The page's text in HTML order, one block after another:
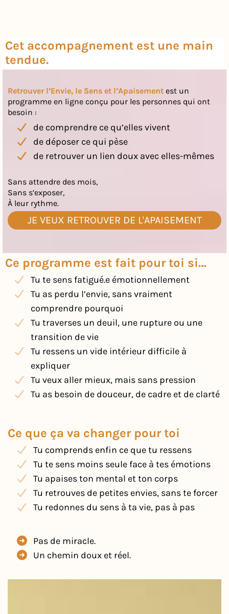
Cet accompagnement est une main
tendue.
Retrouver l’Envie, le Sens et l’Apaisement est un
programme en ligne conçu pour les personnes qui ont
besoin :
de comprendre ce qu’elles vivent
de déposer ce qui pèse
de retrouver un lien doux avec elles-mêmes
Sans attendre des mois,
Sans s’exposer,
À leur rythme.
JE VEUX RETROUVER DE L'APAISEMENT
Ce programme est fait pour toi si…
Tu te sens fatigué.e émotionnellement
Tu as perdu l’envie, sans vraiment
comprendre pourquoi
Tu traverses un deuil, une rupture ou une
transition de vie
Tu ressens un vide intérieur difficile à
expliquer
Tu veux aller mieux, mais sans pression
Tu as besoin de douceur, de cadre et de clarté
Ce que ça va changer pour toi
Tu comprends enfin ce que tu ressens
Tu te sens moins seule face à tes émotions
Tu apaises ton mental et ton corps
Tu retrouves de petites envies, sans te forcer
Tu redonnes du sens à ta vie, pas à pas
Pas de miracle.
Un chemin doux et réel.